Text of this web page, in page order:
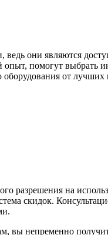
ведь они являются
помогут выбрать
от лучших
разрешения на
скидок.
непременно